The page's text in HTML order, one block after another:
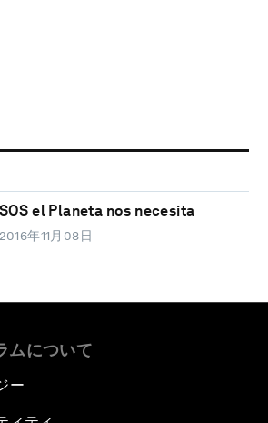
SOS el Planeta nos necesita
2016年11月08日
ムについて
ー